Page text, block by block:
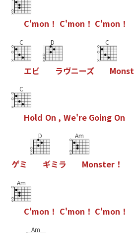
C'mon ！ C'mon ！ C'mon ！
C
エビ
D
ラヴニーズ
C
Monst
C
Hold On , We're Going On
ゲミ
D
ギミラ
Am
Monster！
Am
C'mon ！ C'mon ！ C'mon ！
Am